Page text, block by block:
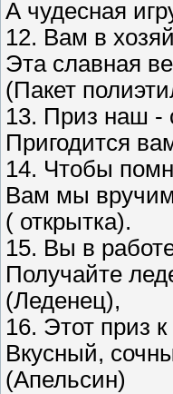
А чудесная
12. Вам в
Эта славная
(Пакет
13. Приз наш -
Пригодится
14. Чтобы
Вам мы
( открытка).
15. Вы в
Получайте
(Леденец),
16. Этот приз к
Вкусный,
(Апельсин)